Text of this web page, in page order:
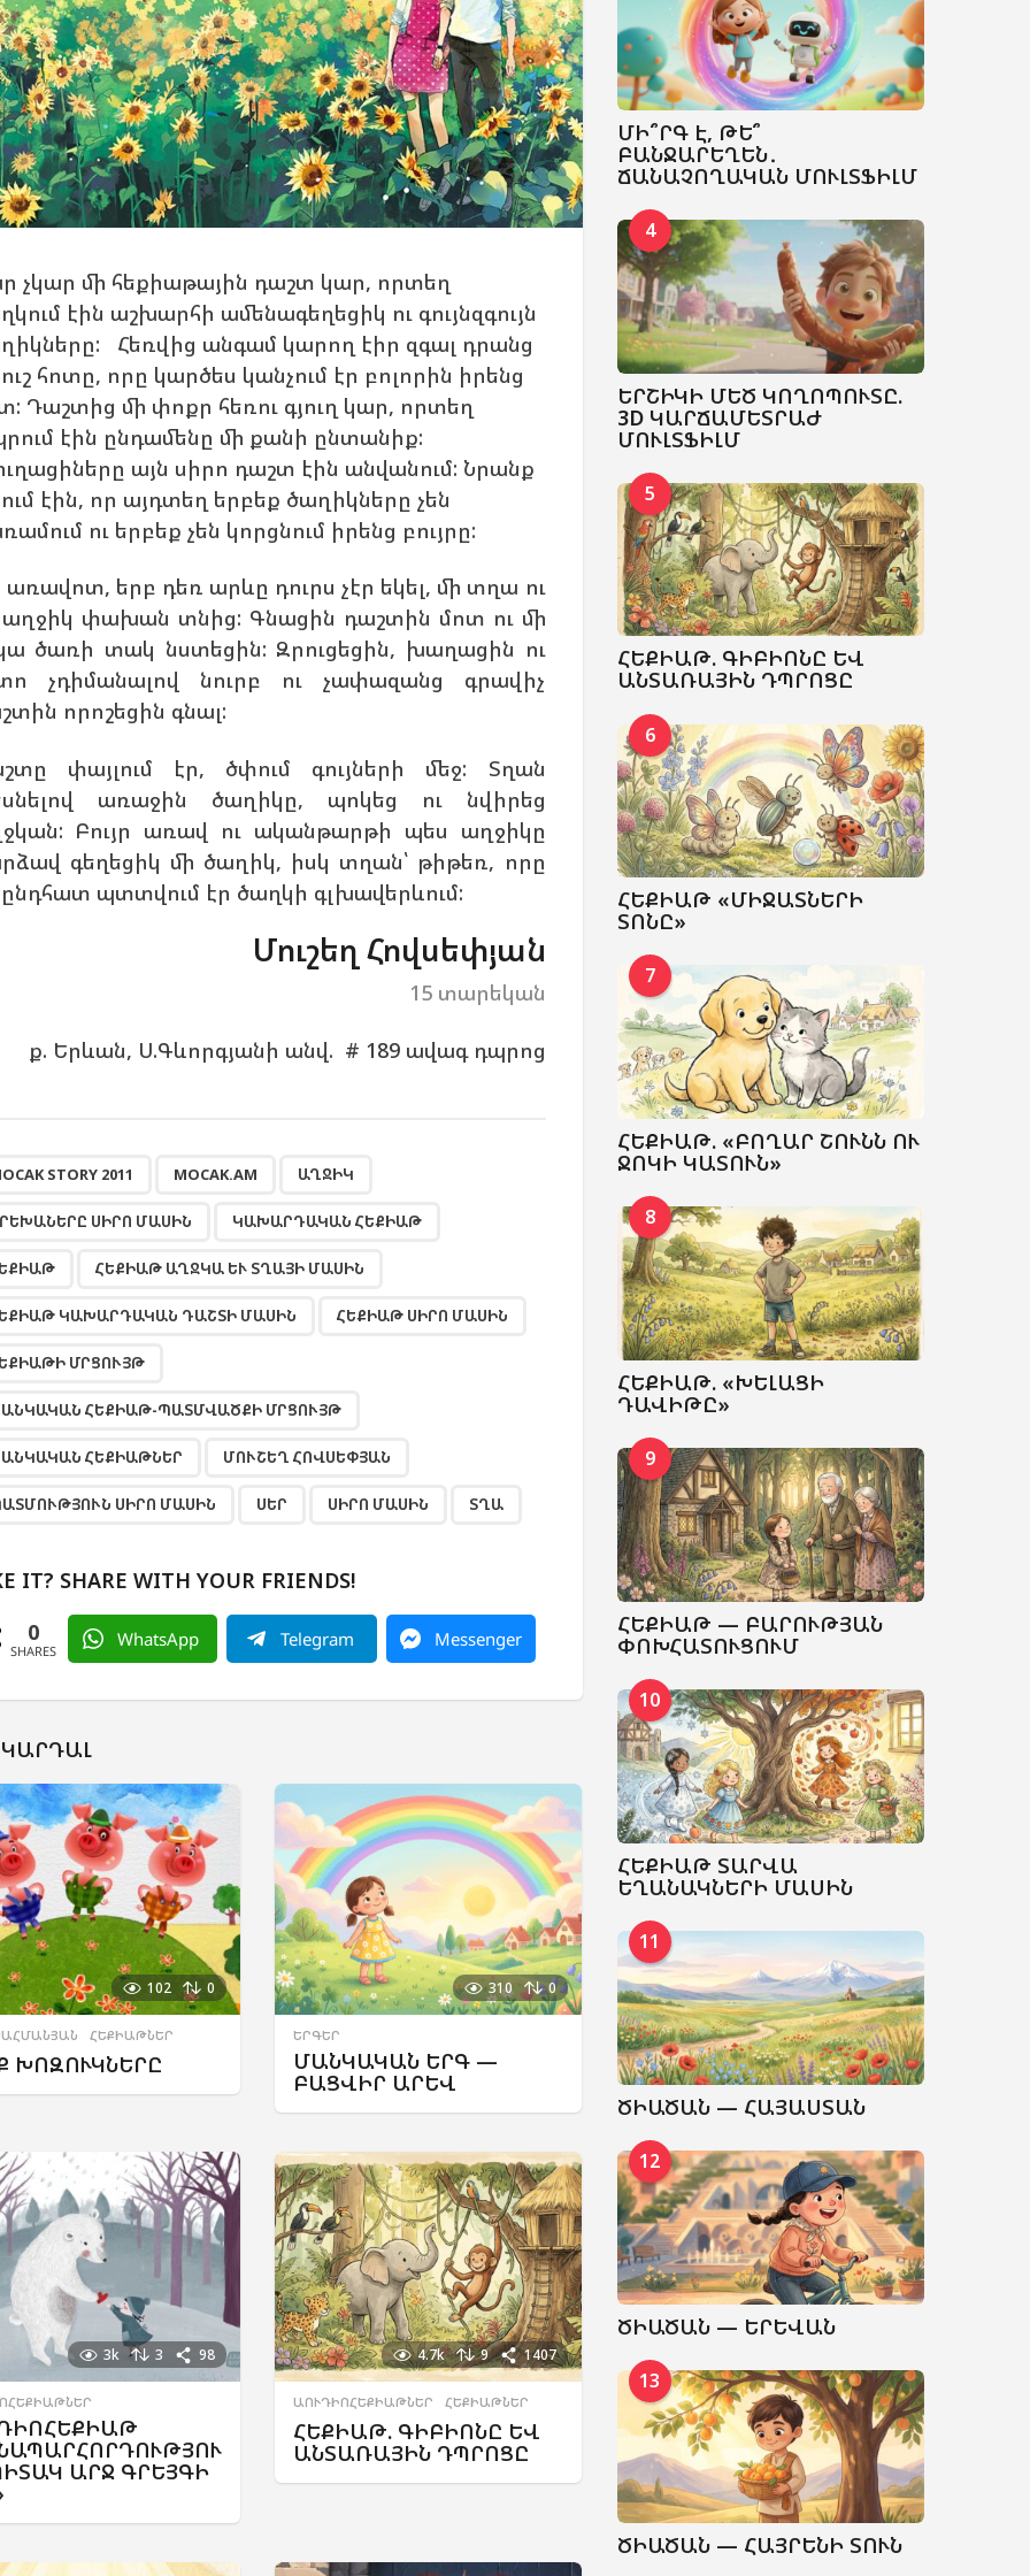
չկար մի հեքիաթային դաշտ կար, որտեղ
էին աշխարհի ամենագեղեցիկ ու գույնզգույն
Հեռվից անգամ կարող էիր զգալ դրանց
հոտը, որը կարծես կանչում էր բոլորին իրենց
Դաշտից մի փոքր հեռու գյուղ կար, որտեղ
էին ընդամենը մի քանի ընտանիք:
այն սիրո դաշտ էին անվանում: Նրանք
էին, որ այդտեղ երբեք ծաղիկները չեն
ու երբեք չեն կորցնում իրենց բույրը:
առավոտ, երբ դեռ արևը դուրս չէր եկել, մի տղա ու
աղջիկ փախան տնից: Գնացին դաշտին մոտ ու մի
ծառի տակ նստեցին: Զրուցեցին, խաղացին ու
չդիմանալով նուրբ ու չափազանց գրավիչ
որոշեցին գնալ:
փայլում էր, ծփում գույների մեջ: Տղան
առաջին ծաղիկը, պոկեց ու նվիրեց
Բույր առավ ու ականթարթի պես աղջիկը
գեղեցիկ մի ծաղիկ, իսկ տղան՝ թիթեռ, որը
պտտվում էր ծաղկի գլխավերևում:
Մուշեղ Հովսեփյան
15 տարեկան
ք. Երևան, Ս.Գևորգյանի անվ. # 189 ավագ դպրոց
STORY 2011 MOCAK.AM ԱՂՋԻԿ
ՍԻՐՈ ՄԱՍԻՆ ԿԱԽԱՐԴԱԿԱՆ ՀԵՔԻԱԹ
ՀԵՔԻԱԹ ԱՂՋԿԱ ԵՒ ՏՂԱՅԻ ՄԱՍԻՆ
ԿԱԽԱՐԴԱԿԱՆ ԴԱՇՏԻ ՄԱՍԻՆ ՀԵՔԻԱԹ ՍԻՐՈ ՄԱՍԻՆ
ՄՐՑՈՒՅԹ
ՀԵՔԻԱԹ-ՊԱՏՄՎԱԾՔԻ ՄՐՑՈՒՅԹ
ՀԵՔԻԱԹՆԵՐ ՄՈՒՇԵՂ ՀՈՎՍԵՓՅԱՆ
ՍԻՐՈ ՄԱՍԻՆ ՍԵՐ ՍԻՐՈ ՄԱՍԻՆ ՏՂԱ
IT? SHARE WITH YOUR FRIENDS!
0
SHARES
WhatsApp Telegram Messenger
102 0
,ՀԵՔԻԱԹՆԵՐ
ԽՈԶՈՒԿՆԵՐԸ
310 0
ԵՐԳԵՐ
ՄԱՆԿԱԿԱՆ ԵՐԳ —
ԲԱՑՎԻՐ ԱՐԵՎ
3k 3 98
ԱՐՋ ԳՐԵՅԳԻ
4.7k 9 1407
ԱՈՒԴԻՈՀԵՔԻԱԹՆԵՐ ,ՀԵՔԻԱԹՆԵՐ
ՀԵՔԻԱԹ. ԳԻԲԻՈՆԸ ԵՎ
ԱՆՏԱՌԱՅԻՆ ԴՊՐՈՑԸ
ՄԻ՞ՐԳ Է, ԹԵ՞
ԲԱՆՋԱՐԵՂԵՆ․
ՃԱՆԱՉՈՂԱԿԱՆ ՄՈՒԼՏՖԻԼՄ
4
ԵՐՇԻԿԻ ՄԵԾ ԿՈՂՈՊՈՒՏԸ.
3D ԿԱՐՃԱՄԵՏՐԱԺ
ՄՈՒԼՏՖԻԼՄ
5
ՀԵՔԻԱԹ. ԳԻԲԻՈՆԸ ԵՎ
ԱՆՏԱՌԱՅԻՆ ԴՊՐՈՑԸ
6
ՀԵՔԻԱԹ «ՄԻՋԱՏՆԵՐԻ
ՏՈՆԸ»
7
ՀԵՔԻԱԹ. «ԲՈՂԱՐ ՇՈՒՆՆ ՈՒ
ՋՈԿԻ ԿԱՏՈՒՆ»
8
ՀԵՔԻԱԹ. «ԽԵԼԱՑԻ
ԴԱՎԻԹԸ»
9
ՀԵՔԻԱԹ — ԲԱՐՈՒԹՅԱՆ
ՓՈԽՀԱՏՈՒՑՈՒՄ
10
ՀԵՔԻԱԹ ՏԱՐՎԱ
ԵՂԱՆԱԿՆԵՐԻ ՄԱՍԻՆ
11
ԾԻԱԾԱՆ — ՀԱՅԱՍՏԱՆ
12
ԾԻԱԾԱՆ — ԵՐԵՎԱՆ
13
ԾԻԱԾԱՆ — ՀԱՅՐԵՆԻ ՏՈՒՆ